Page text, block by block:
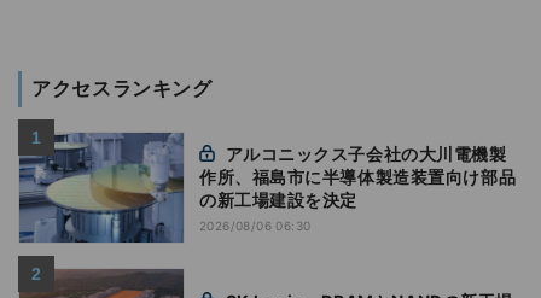
アクセスランキング
作所、福島市に半導体製造装置向け部品
の新工場建設を決定
2026/08/06 06:30